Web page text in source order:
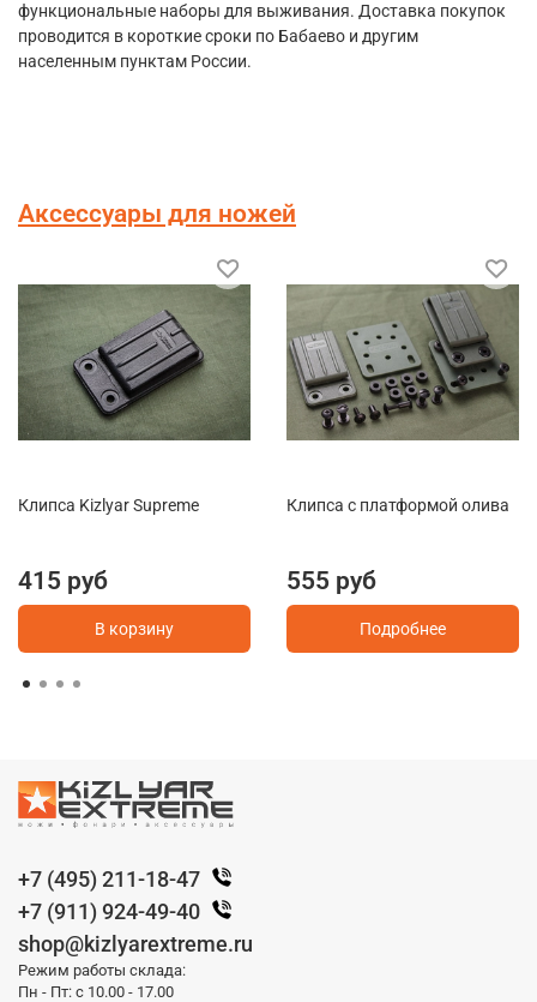
функциональные наборы для выживания. Доставка покупок
проводится в короткие сроки по Бабаево и другим
населенным пунктам России.
Аксессуары для ножей
Клипса Kizlyar Supreme
415 руб
В корзину
Клипса с платформой олива
555 руб
Подробнее
+7 (495) 211-18-47
+7 (911) 924-49-40
shop@kizlyarextreme.ru
Режим работы склада:
Пн - Пт: с 10.00 - 17.00